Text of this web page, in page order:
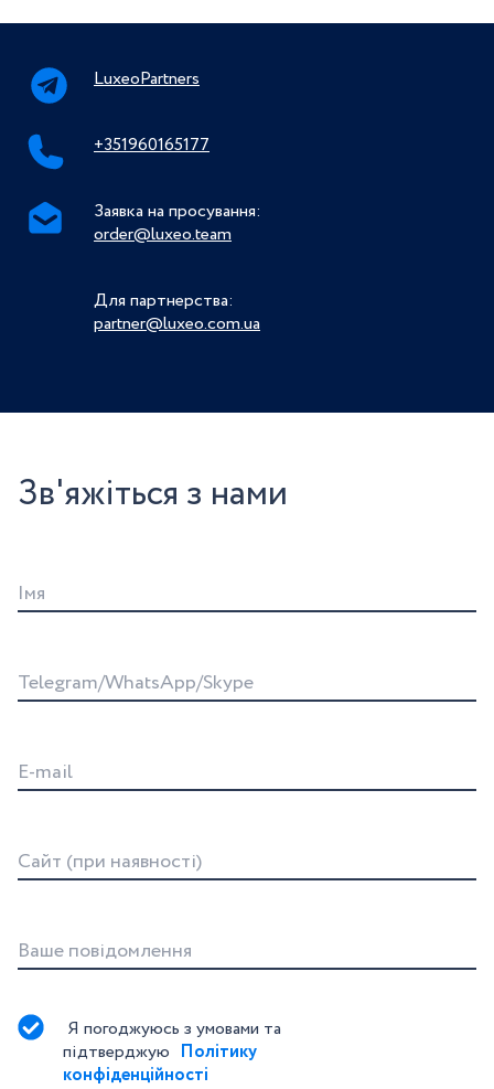
LuxeoPartners
+351960165177
Заявка на просування:
order@luxeo.team
Для партнерства:
partner@luxeo.com.ua
Зв'яжіться з нами
Iмя
Telegram/WhatsApp/Skype
E-mail
Сайт (при наявності)
Ваше повідомлення
Я погоджуюсь з умовами та
підтверджую Політику
конфіденційності